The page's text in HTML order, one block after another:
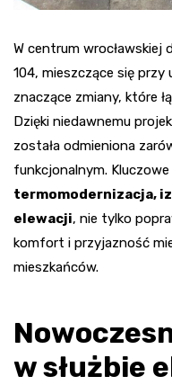
W centrum wrocławskiej
104, mieszczące się przy
znaczące zmiany, które
Dzięki niedawnemu
została odmieniona
funkcjonalnym. Kluczowe
termomodernizacja,
elewacji, nie tylko
komfort i przyjazność
mieszkańców.
w służbie